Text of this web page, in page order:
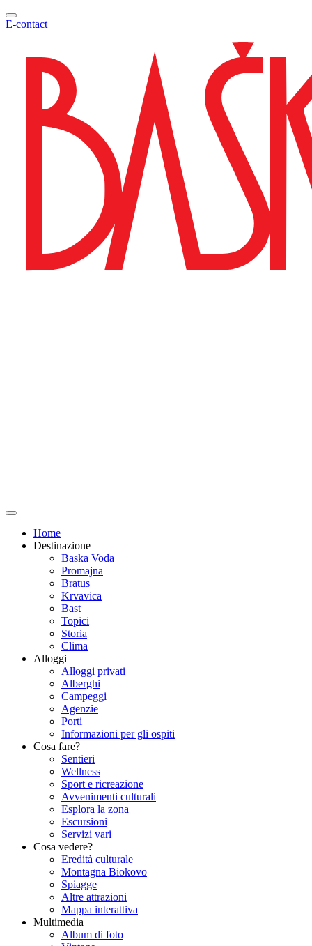
E-contact
Home
Destinazione
Baska Voda
Promajna
Bratus
Krvavica
Bast
Topici
Storia
Clima
Alloggi
Alloggi privati
Alberghi
Campeggi
Agenzie
Porti
Informazioni per gli ospiti
Cosa fare?
Sentieri
Wellness
Sport e ricreazione
Avvenimenti culturali
Esplora la zona
Escursioni
Servizi vari
Cosa vedere?
Eredità culturale
Montagna Biokovo
Spiagge
Altre attrazioni
Mappa interattiva
Multimedia
Album di foto